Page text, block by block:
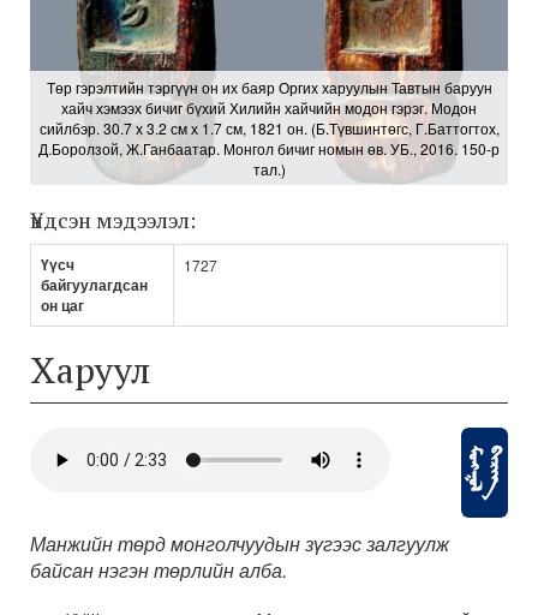
Төр гэрэлтийн тэргүүн он их баяр Оргих харуулын Тавтын баруун
хайч хэмээх бичиг бүхий Хилийн хайчийн модон гэрэг. Модон
сийлбэр. 30.7 х 3.2 см х 1.7 см, 1821 он. (Б.Түвшинтөгс, Г.Баттогтох,
Д.Боролзой, Ж.Ганбаатар. Монгол бичиг номын өв. УБ., 2016. 150-р
тал.)
Үндсэн мэдээлэл:
Үүсч
байгуулагдсан
он цаг
1727
Харуул
Манжийн төрд монголчуудын зүгээс залгуулж
байсан нэгэн төрлийн алба.